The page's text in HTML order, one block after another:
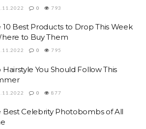
0 793
10 Best Products to Drop This Week
to Buy Them
0 795
Hairstyle You Should Follow This
0 877
Best Celebrity Photobombs of All